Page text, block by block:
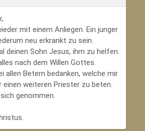
mit einem Anliegen. Ein junger
neu erkrankt zu sein.
deinen Sohn Jesus, ihm zu helfen.
nach dem Willen Gottes.
allen Betern bedanken, welche mir
weiteren Priester zu beten.
genommen.